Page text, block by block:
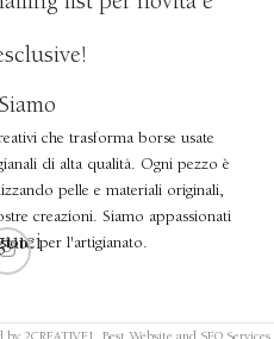
che trasforma borse usate
di alta qualità. Ogni pezzo è
pelle e materiali originali,
creazioni. Siamo appassionati
per l'artigianato.